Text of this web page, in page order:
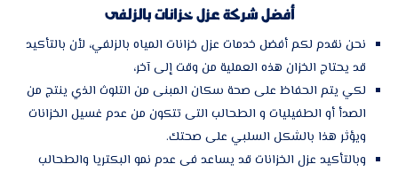
أفضل شركة عزل خزانات بالزلفى
نحن نقدم لكم أفضل خدمات عزل خزانات المياه بالزلفي، لأن بالتأكيد
قد يحتاج الخزان هذه العملية من وقت إلى آخر،
لكي يتم الحفاظ على صحة سكان المبنى من التلوث الذي ينتج من
الصدأ أو الطفيليات و الطحالب التى تتكون من عدم غسيل الخزانات
ويؤثر هذا بالشكل السلبي على صحتك.
وبالتأكيد عزل الخزانات قد يساعد فى عدم نمو البكتريا والطحالب